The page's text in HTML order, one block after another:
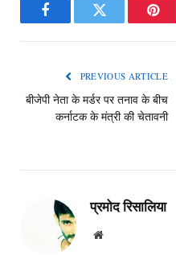
FacebookTwitter
PREVIOUS ARTICLE
बीजेपी नेता के मर्डर पर तनाव के बीच
कर्नाटक के मंत्री की चेतावनी
प्रमोद रिसालिया
Website